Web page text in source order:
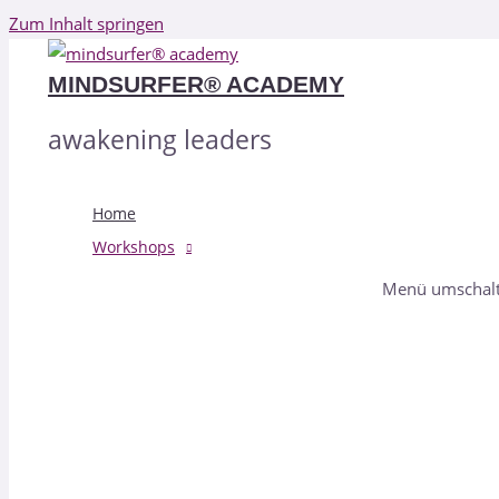
Zum Inhalt springen
MINDSURFER® ACADEMY
awakening leaders
Home
Workshops
Menü